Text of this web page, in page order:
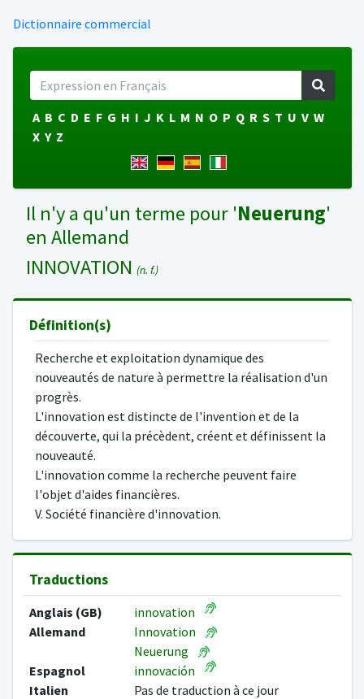
Dictionnaire commercial
A B C D E F G H I J K L M N O P Q R S T U V W
X Y Z
Il n'y a qu'un terme pour 'Neuerung'
en Allemand
INNOVATION (n. f.)
Définition(s)
Recherche et exploitation dynamique des
nouveautés de nature à permettre la réalisation d'un
progrès.
L'innovation est distincte de l'invention et de la
découverte, qui la précèdent, créent et définissent la
nouveauté.
L'innovation comme la recherche peuvent faire
l'objet d'aides financières.
V. Société financière d'innovation.
Traductions
Anglais (GB)
innovation
Allemand
Innovation
Neuerung
Espagnol
innovación
Italien
Pas de traduction à ce jour